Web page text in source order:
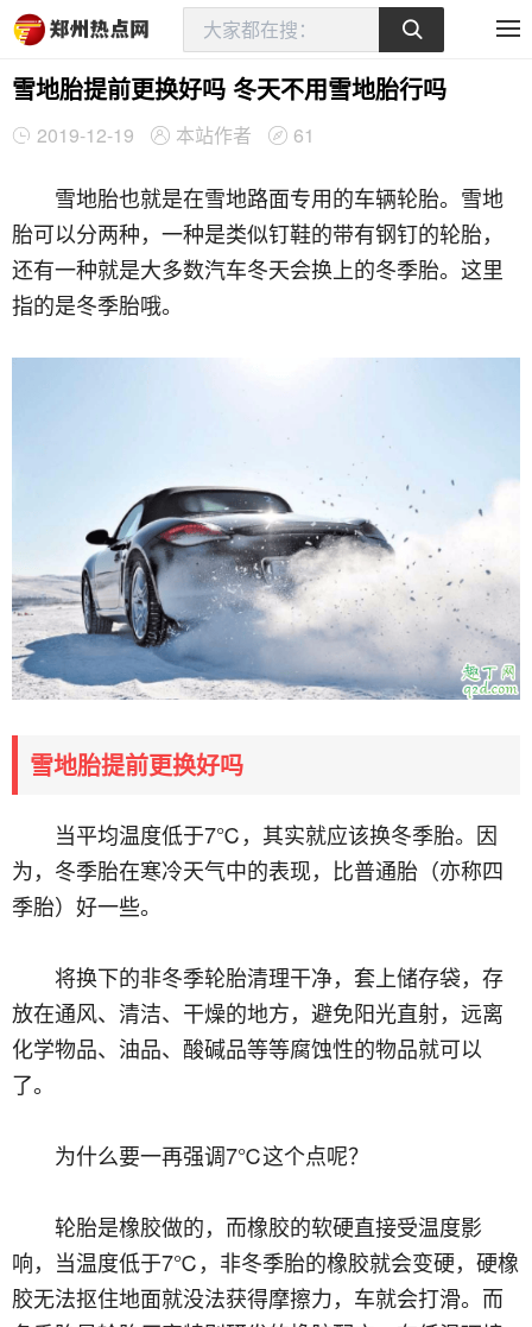
雪地胎提前更换好吗 冬天不用雪地胎行吗
2019-12-19 本站作者 61
雪地胎也就是在雪地路面专用的车辆轮胎。雪地
胎可以分两种，一种是类似钉鞋的带有钢钉的轮胎，
还有一种就是大多数汽车冬天会换上的冬季胎。这里
指的是冬季胎哦。
雪地胎提前更换好吗
当平均温度低于7℃，其实就应该换冬季胎。因
为，冬季胎在寒冷天气中的表现，比普通胎（亦称四
季胎）好一些。
将换下的非冬季轮胎清理干净，套上储存袋，存
放在通风、清洁、干燥的地方，避免阳光直射，远离
化学物品、油品、酸碱品等等腐蚀性的物品就可以
了。
为什么要一再强调7℃这个点呢？
轮胎是橡胶做的，而橡胶的软硬直接受温度影
响，当温度低于7℃，非冬季胎的橡胶就会变硬，硬橡
胶无法抠住地面就没法获得摩擦力，车就会打滑。而